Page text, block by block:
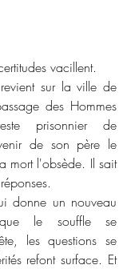
vacillent.
sur la ville de
des Hommes
prisonnier de
de son père le
mort l'obsède. Il sait
donne un nouveau
le souffle se
les questions se
refont surface. Et